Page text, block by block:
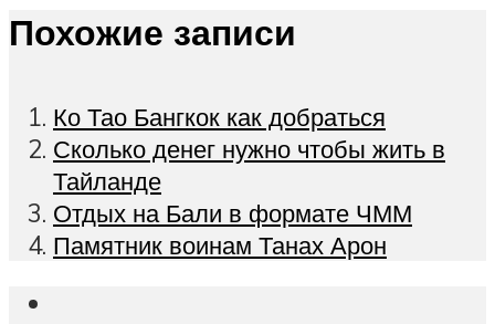
Похожие записи
Ко Тао Бангкок как добраться
Сколько денег нужно чтобы жить в
Тайланде
Отдых на Бали в формате ЧММ
Памятник воинам Танах Арон